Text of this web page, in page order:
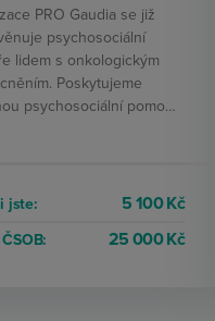
PRO Gaudia se již
psychosociální
lidem s onkologickým
Poskytujeme
psychosociální pomo…
jste: 5 100 Kč
25 000 Kč